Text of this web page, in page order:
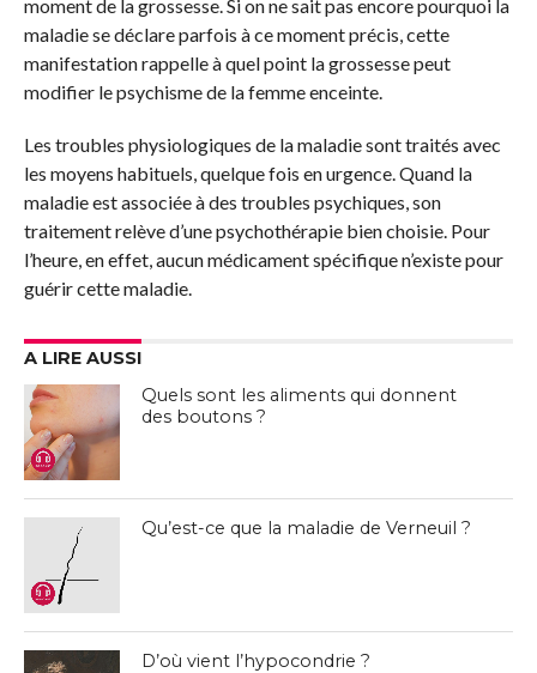
moment de la grossesse. Si on ne sait pas encore pourquoi la
maladie se déclare parfois à ce moment précis, cette
manifestation rappelle à quel point la grossesse peut
modifier le psychisme de la femme enceinte.
Les troubles physiologiques de la maladie sont traités avec
les moyens habituels, quelque fois en urgence. Quand la
maladie est associée à des troubles psychiques, son
traitement relève d’une psychothérapie bien choisie. Pour
l’heure, en effet, aucun médicament spécifique n’existe pour
guérir cette maladie.
A LIRE AUSSI
Quels sont les aliments qui donnent
des boutons ?
Qu’est-ce que la maladie de Verneuil ?
D’où vient l’hypocondrie ?